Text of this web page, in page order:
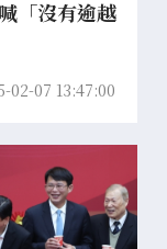
「沒有逾越
02-07 13:47:00